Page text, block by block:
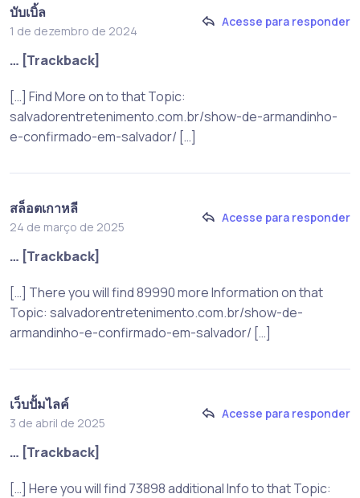
บับเบิ้ล
1 de dezembro de 2024
Acesse para responder
… [Trackback]
[…] Find More on to that Topic:
salvadorentretenimento.com.br/show-de-armandinho-
e-confirmado-em-salvador/ […]
สล็อตเกาหลี
24 de março de 2025
Acesse para responder
… [Trackback]
[…] There you will find 89990 more Information on that
Topic: salvadorentretenimento.com.br/show-de-
armandinho-e-confirmado-em-salvador/ […]
เว็บปั้มไลค์
3 de abril de 2025
Acesse para responder
… [Trackback]
[…] Here you will find 73898 additional Info to that Topic: